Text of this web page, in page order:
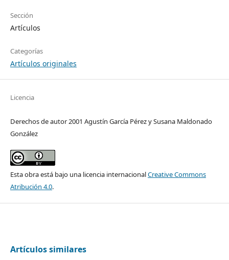
Sección
Artículos
Categorías
Artículos originales
Licencia
Derechos de autor 2001 Agustín García Pérez y Susana Maldonado
González
Esta obra está bajo una licencia internacionalCreative Commons
Atribución 4.0.
Artículos similares